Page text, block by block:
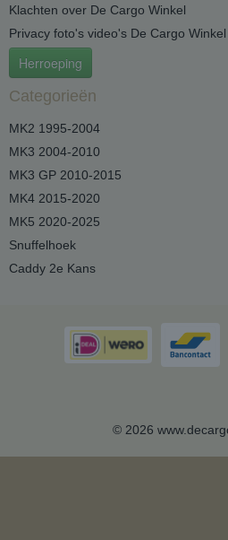
Klachten over De Cargo Winkel
Privacy foto's video's De Cargo Winkel
Herroeping
Categorieën
MK2 1995-2004
MK3 2004-2010
MK3 GP 2010-2015
MK4 2015-2020
MK5 2020-2025
Snuffelhoek
Caddy 2e Kans
© 2026